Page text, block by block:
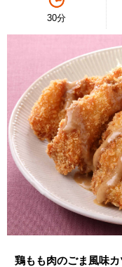
30分
鶏もも肉のごま風味カ